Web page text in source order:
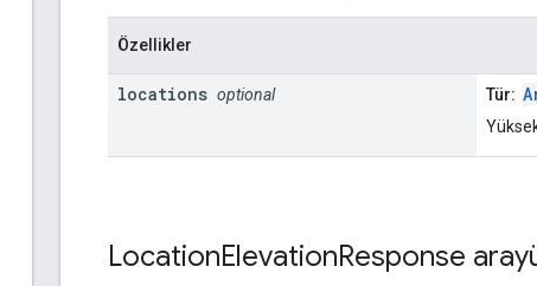
Özellikler
locations optional Tür:
LocationElevationResponse